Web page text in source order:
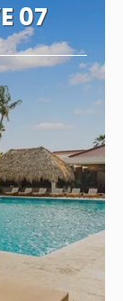
07